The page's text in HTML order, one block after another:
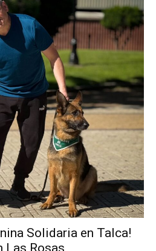
Solidaria en Talca!
Las Rosas